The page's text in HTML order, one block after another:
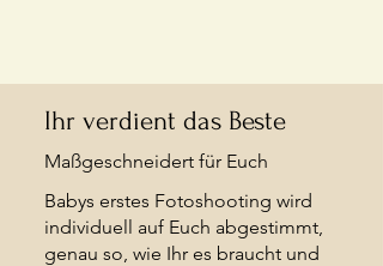
Ihr verdient das Beste
Maßgeschneidert für Euch
Babys erstes Fotoshooting wird
individuell auf Euch abgestimmt,
genau so, wie Ihr es braucht und